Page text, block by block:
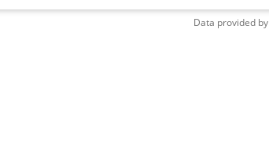
Data provided by